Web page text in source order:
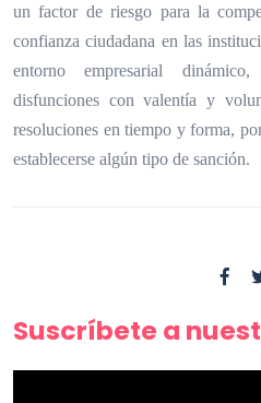
un factor de riesgo para la
confianza ciudadana en las
entorno empresarial
disfunciones con valentía y
resoluciones en tiempo y forma,
establecerse algún tipo de sanción.
Suscríbete a